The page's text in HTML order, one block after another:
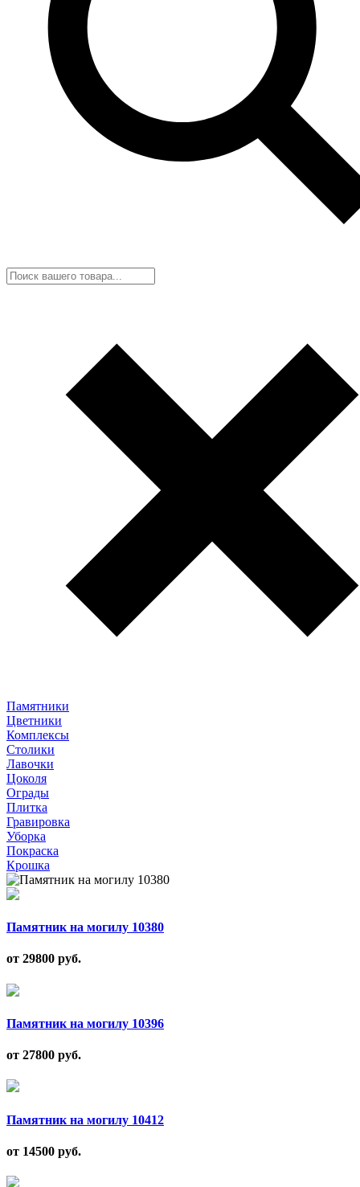
Памятники
Цветники
Комплексы
Столики
Лавочки
Цоколя
Ограды
Плитка
Гравировка
Уборка
Покраска
Крошка
Памятник на могилу 10380
от 29800 руб.
Памятник на могилу 10396
от 27800 руб.
Памятник на могилу 10412
от 14500 руб.